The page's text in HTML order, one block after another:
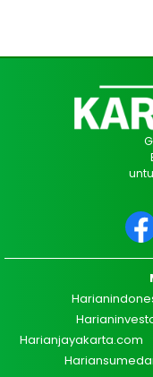
Harianjayakarta.com